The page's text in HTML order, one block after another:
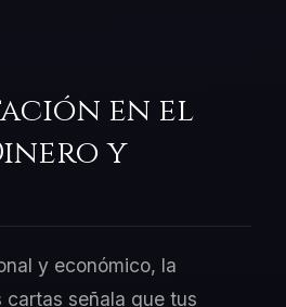
en el
y
y económico, la
cartas señala que tus